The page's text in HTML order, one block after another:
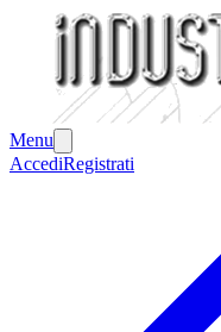
Menu
AccediRegistrati